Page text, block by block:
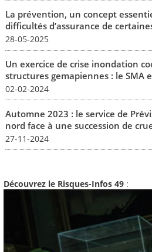
La prévention, un concept
difficultés d’assurance de
28-05-2025
Un exercice de crise inondation
structures gemapiennes : le SMA
02-02-2024
Automne 2023 : le service de
nord face à une succession de
27-11-2024
Découvrez le Risques-Infos 49 :